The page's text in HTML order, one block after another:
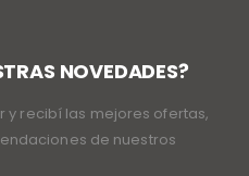
NOVEDADES?
y recibí las mejores ofertas,
de nuestros